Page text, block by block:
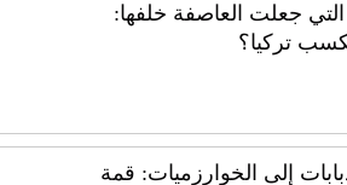
التي جعلت العاصفة خلفها:
تركيا؟
إلى الخوارزميات: قمة